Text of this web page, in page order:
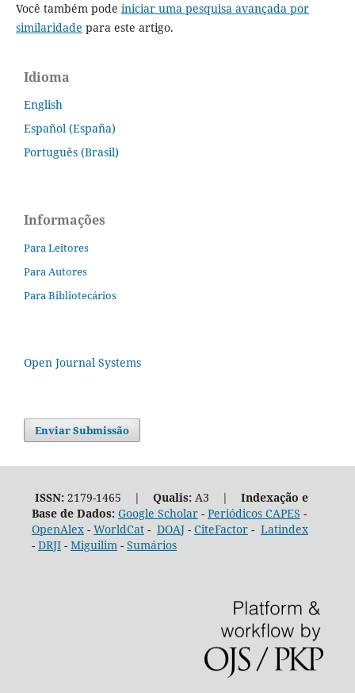
Você também pode iniciar uma pesquisa avançada por
similaridade para este artigo.
Idioma
English
Español (España)
Português (Brasil)
Informações
Para Leitores
Para Autores
Para Bibliotecários
Open Journal Systems
Enviar Submissão
ISSN:2179-1465 | Qualis:A3 | Indexação e
Base de Dados: Google Scholar- Periódicos CAPES -
OpenAlex- WorldCat- DOAJ- CiteFactor- Latindex
- DRJI- Miguilim- Sumários